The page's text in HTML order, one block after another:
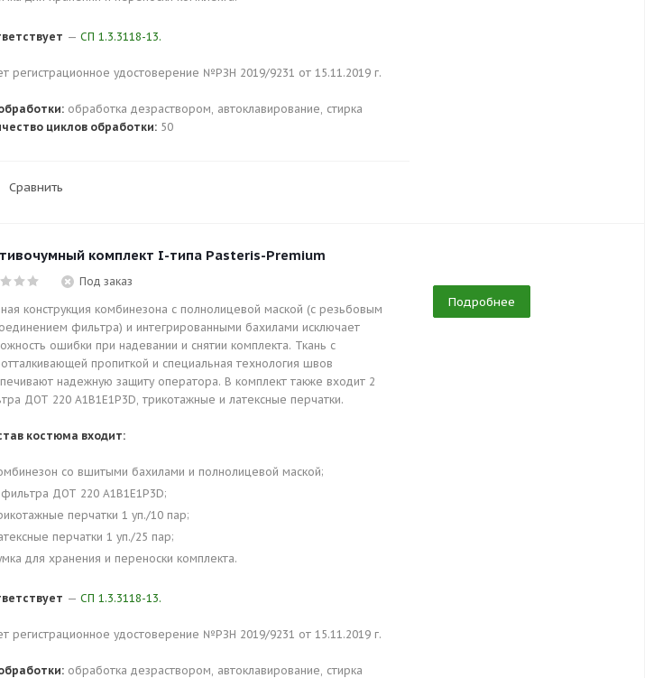
— СП 1.3.3118-13.
регистрационное удостоверение №РЗН 2019/9231 от 15.11.2019 г.
обработка дезраствором, автоклавирование, стирка
циклов обработки: 50
Сравнить
комплект I-типа Pasteris-Premium
Под заказ
конструкция комбинезона с полнолицевой маской (с резьбовым
фильтра) и интегрированными бахилами исключает
ошибки при надевании и снятии комплекта. Ткань с
пропиткой и специальная технология швов
надежную защиту оператора. В комплект также входит 2
ДОТ 220 А1В1Е1Р3D, трикотажные и латексные перчатки.
костюма входит:
со вшитыми бахилами и полнолицевой маской;
ДОТ 220 A1B1E1P3D;
перчатки 1 уп./10 пар;
перчатки 1 уп./25 пар;
для хранения и переноски комплекта.
— СП 1.3.3118-13.
регистрационное удостоверение №РЗН 2019/9231 от 15.11.2019 г.
обработка дезраствором, автоклавирование, стирка
Подробнее